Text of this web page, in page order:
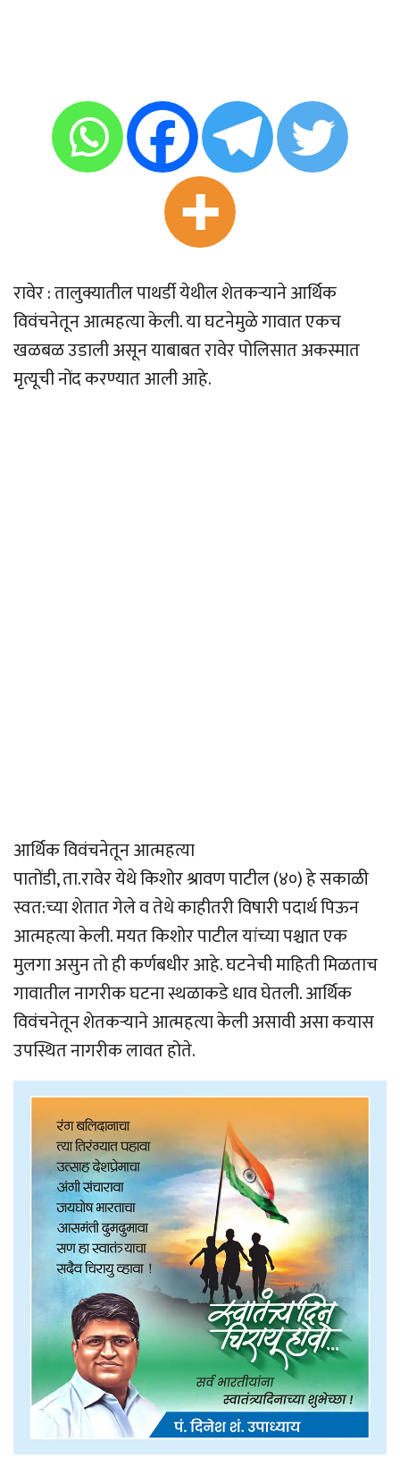
रावेर : तालुक्यातील पाथर्डी येथील शेतकऱ्याने आर्थिक
विवंचनेतून आत्महत्या केली. या घटनेमुळे गावात एकच
खळबळ उडाली असून याबाबत रावेर पोलिसात अकस्मात
मृत्यूची नोंद करण्यात आली आहे.
आर्थिक विवंचनेतून आत्महत्या
पातोंडी, ता.रावेर येथे किशोर श्रावण पाटील (४०) हे सकाळी
स्वत:च्या शेतात गेले व तेथे काहीतरी विषारी पदार्थ पिऊन
आत्महत्या केली. मयत किशोर पाटील यांच्या पश्चात एक
मुलगा असुन तो ही कर्णबधीर आहे. घटनेची माहिती मिळताच
गावातील नागरीक घटना स्थळाकडे धाव घेतली. आर्थिक
विवंचनेतून शेतकऱ्याने आत्महत्या केली असावी असा कयास
उपस्थित नागरीक लावत होते.